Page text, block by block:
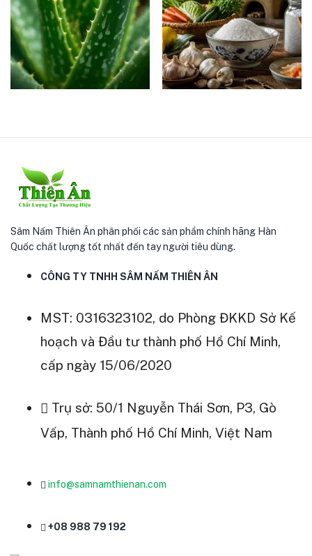
Sâm Nấm Thiên Ân phân phối các sản phẩm chính hãng Hàn
Quốc chất lượng tốt nhất đến tay người tiêu dùng.
CÔNG TY TNHH SÂM NẤM THIÊN ÂN
MST: 0316323102, do Phòng ĐKKD Sở Kế
hoạch và Đầu tư thành phố Hồ Chí Minh,
cấp ngày 15/06/2020
Trụ sở: 50/1 Nguyễn Thái Sơn, P3, Gò
Vấp, Thành phố Hồ Chí Minh, Việt Nam
info@samnamthienan.com
+08 988 79 192